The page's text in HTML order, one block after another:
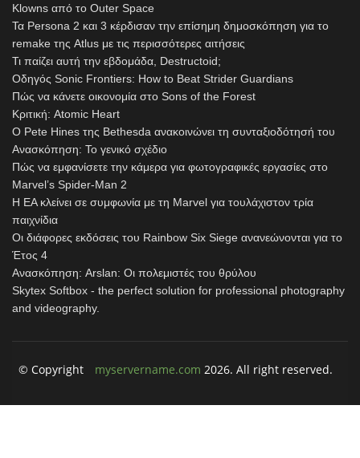
Klowns από το Outer Space
Τα Persona 2 και 3 κέρδισαν την επίσημη δημοσκόπηση για το
remake της Atlus με τις περισσότερες αιτήσεις
Τι παίζει αυτή την εβδομάδα, Destructoid;
Οδηγός Sonic Frontiers: How to Beat Strider Guardians
Πώς να κάνετε οικονομία στο Sons of the Forest
Κριτική: Atomic Heart
Ο Pete Hines της Bethesda ανακοινώνει τη συνταξιοδότησή του
Ανασκόπηση: Το γενικό σχέδιο
Πώς να εμφανίσετε την κάμερα για φωτογραφικές εργασίες στο
Marvel’s Spider-Man 2
Η EA κλείνει σε συμφωνία με τη Marvel για τουλάχιστον τρία
παιχνίδια
Οι διάφορες εκδόσεις του Rainbow Six Siege ανανεώνονται για το
Έτος 4
Ανασκόπηση: Arslan: Οι πολεμιστές του θρύλου
Skytex Softbox - the perfect solution for professional photography
and videography.
© Copyright myservername.com 2026. All right reserved.